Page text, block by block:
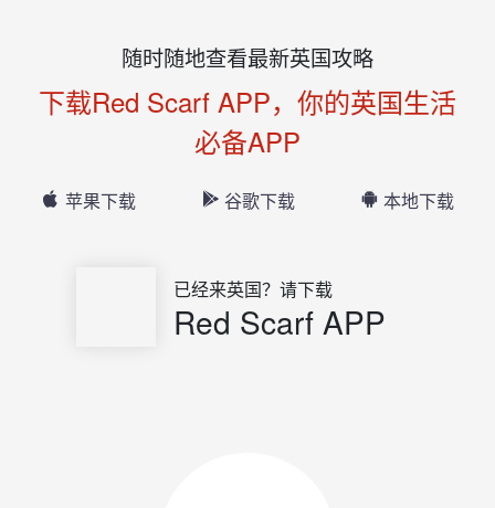
随时随地查看最新英国攻略
下载Red Scarf APP，你的英国生活
必备APP
苹果下载 谷歌下载 本地下载
已经来英国？请下载
Red Scarf APP